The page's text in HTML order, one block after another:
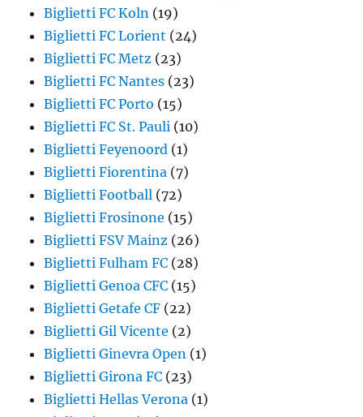
Biglietti FC Koln (19)
Biglietti FC Lorient (24)
Biglietti FC Metz (23)
Biglietti FC Nantes (23)
Biglietti FC Porto (15)
Biglietti FC St. Pauli (10)
Biglietti Feyenoord (1)
Biglietti Fiorentina (7)
Biglietti Football (72)
Biglietti Frosinone (15)
Biglietti FSV Mainz (26)
Biglietti Fulham FC (28)
Biglietti Genoa CFC (15)
Biglietti Getafe CF (22)
Biglietti Gil Vicente (2)
Biglietti Ginevra Open (1)
Biglietti Girona FC (23)
Biglietti Hellas Verona (1)